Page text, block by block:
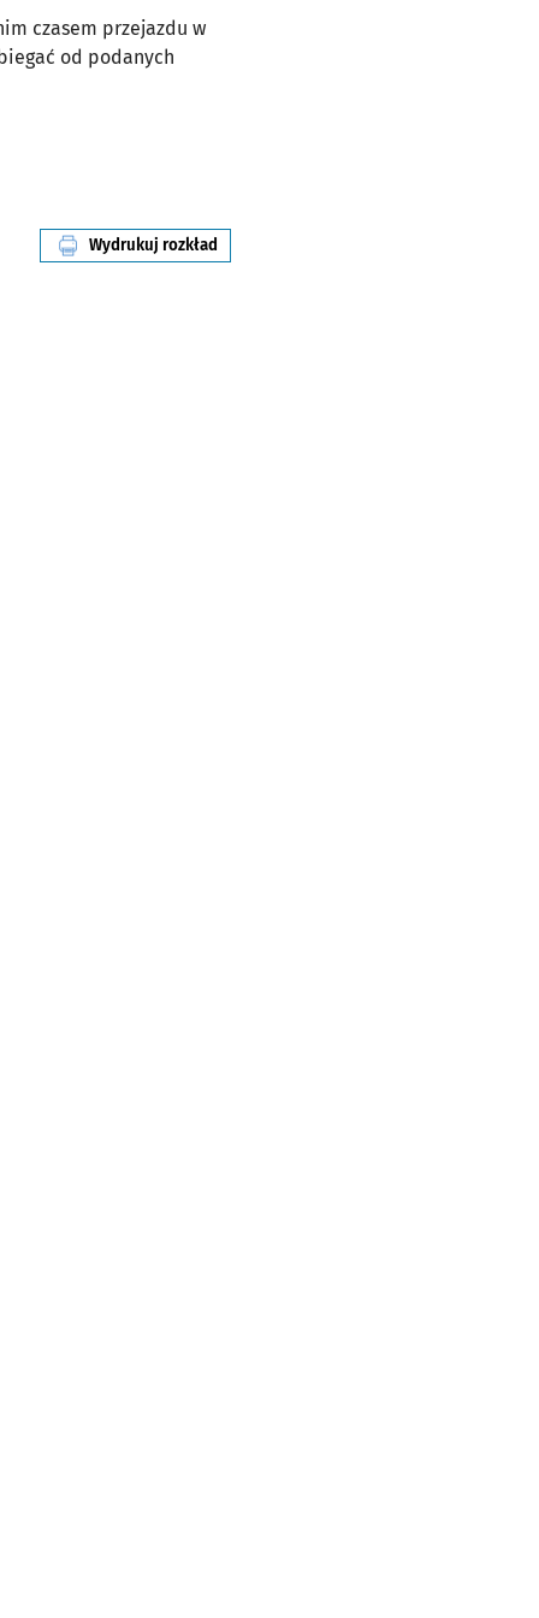
czasem przejazdu w
od podanych
Wydrukuj rozkład
linii nr 132